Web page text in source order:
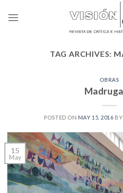
TAG ARCHIVES:
OBRAS
POSTED ON MAY 15, 2016 BY
15
May